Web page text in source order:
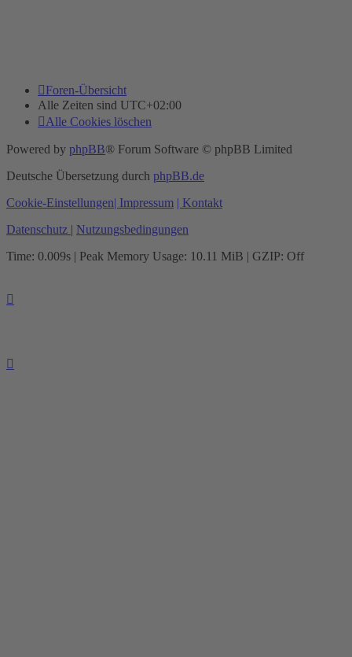
Foren-Übersicht
Alle Zeiten sind UTC+02:00
Alle Cookies löschen
Powered by phpBB® Forum Software © phpBB Limited
Deutsche Übersetzung durch phpBB.de
Cookie-Einstellungen| Impressum | Kontakt
Datenschutz | Nutzungsbedingungen
Time: 0.009s | Peak Memory Usage: 10.11 MiB | GZIP: Off